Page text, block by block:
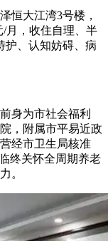
大江湾3号楼，
/月，收住自理、半
护、认知妨碍、病
为市社会福利
，附属市平易近政
经市卫生局核准
终关怀全周期养老
。